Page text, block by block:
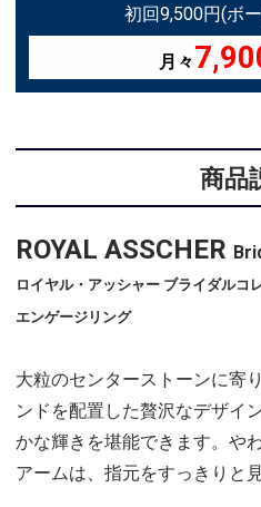
初回9,500円(ボ
月々
商品
ROYAL ASSCHER
ロイヤル・アッシャー ブライダルコ
エンゲージリング
大粒のセンターストーンに寄
ンドを配置した贅沢なデザイ
かな輝きを堪能できます。や
アームは、指元をすっきりと